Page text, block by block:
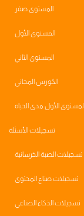
المستوى صفر
المستوى الأول
المستوى الثاني
الكورس المجاني
المستوى الأول مدى الحياه
تسجيلات الأسئلة
تسجيلات الصبة الخرسانية
تسجيلات صناع المحتوى
تسجيلات الذكاء الصناعي